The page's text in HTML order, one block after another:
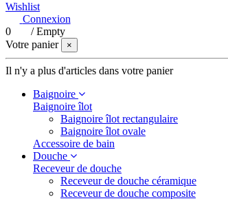
Wishlist
Connexion
0
/Empty
Votre panier
×
Il n'y a plus d'articles dans votre panier
Baignoire
Baignoire îlot
Baignoire îlot rectangulaire
Baignoire îlot ovale
Accessoire de bain
Douche
Receveur de douche
Receveur de douche céramique
Receveur de douche composite